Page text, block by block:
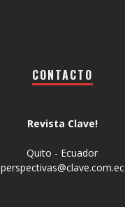
CONTACTO
Revista Clave!
Quito - Ecuador
perspectivas@clave.com.ec